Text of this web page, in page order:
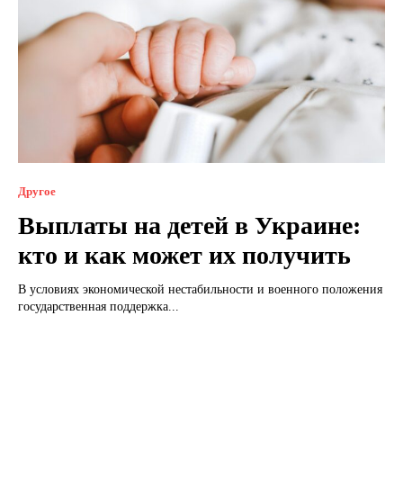
Другое
Выплаты на детей в Украине:
кто и как может их получить
В условиях экономической нестабильности и военного положения
государственная поддержка...